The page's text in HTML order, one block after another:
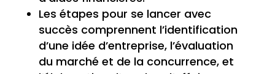
Les étapes pour se lancer avec
succès comprennent l’identification
d’une idée d’entreprise, l’évaluation
du marché et de la concurrence, et